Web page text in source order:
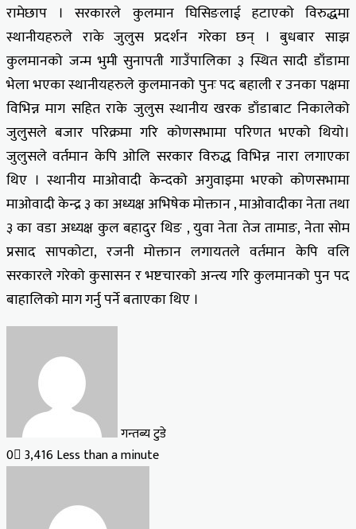
रामेछाप । सरकारले कुलमान घिसिङलाई हटाएको विरुद्धमा
स्थानीयहरुले राके जुलुस प्रदर्शन गरेका छन् । बुधबार साझ
कुलमानको जन्म भुमी सुनापती गाउँपालिका ३ स्थित सादी डाँडामा
भेला भएका स्थानीयहरुले कुलमानको पुनः पद बहाली र उनका पक्षमा
विभिन्न माग सहित राके जुलुस स्थानीय खरक डाँडाबाट निकालेको
जुलुसले बजार परिक्रमा गरि कोणसभामा परिणत भएको थियो।
जुलुसले वर्तमान केपि ओलि सरकार विरुद्ध विभिन्न नारा लगाएका
थिए । स्थानीय माओवादी केन्दको अगुवाइमा भएको कोणसभामा
माओवादी केन्द्र ३ का अध्यक्ष अभिषेक मोक्तान , माओवादीका नेता तथा
३ का वडा अध्यक्ष कुल बहादुर थिङ , युवा नेता तेज तामाङ, नेता सोम
प्रसाद सापकोटा, रजनी मोक्तान लगायतले वर्तमान केपि वलि
सरकारले गरेको कुसासन र भष्टचारको अन्त्य गरि कुलमानको पुन पद
बाहालिको माग गर्नु पर्ने बताएका थिए ।
गन्तब्य टुडे
0 3,416Less than a minute